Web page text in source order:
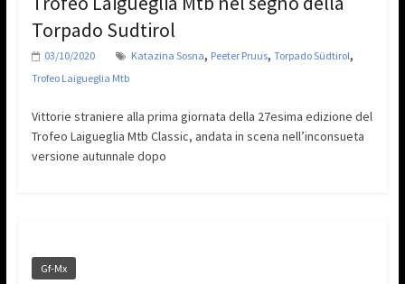
Torpado Sudtirol
03/10/2020 Katazina Sosna, Peeter Pruus, Torpado Südtirol,
Trofeo Laigueglia Mtb
Vittorie straniere alla prima giornata della 27esima edizione del
Trofeo Laigueglia Mtb Classic, andata in scena nell’inconsueta
versione autunnale dopo
Gf-Mx